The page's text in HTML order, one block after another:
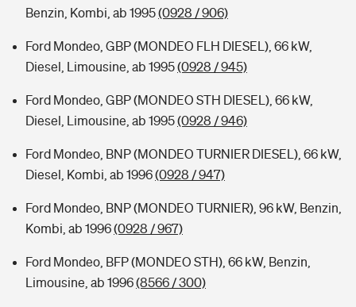
Benzin, Kombi, ab 1995(0928 / 906)
Ford Mondeo, GBP (MONDEO FLH DIESEL), 66 kW,
Diesel, Limousine, ab 1995(0928 / 945)
Ford Mondeo, GBP (MONDEO STH DIESEL), 66 kW,
Diesel, Limousine, ab 1995(0928 / 946)
Ford Mondeo, BNP (MONDEO TURNIER DIESEL), 66 kW,
Diesel, Kombi, ab 1996(0928 / 947)
Ford Mondeo, BNP (MONDEO TURNIER), 96 kW, Benzin,
Kombi, ab 1996(0928 / 967)
Ford Mondeo, BFP (MONDEO STH), 66 kW, Benzin,
Limousine, ab 1996(8566 / 300)